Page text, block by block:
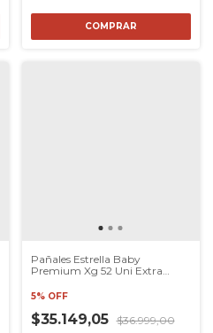
COMPRAR
Pañales Estrella Baby
Premium Xg 52 Uni Extra
5% OFF
$35.149,05 $36.999,00